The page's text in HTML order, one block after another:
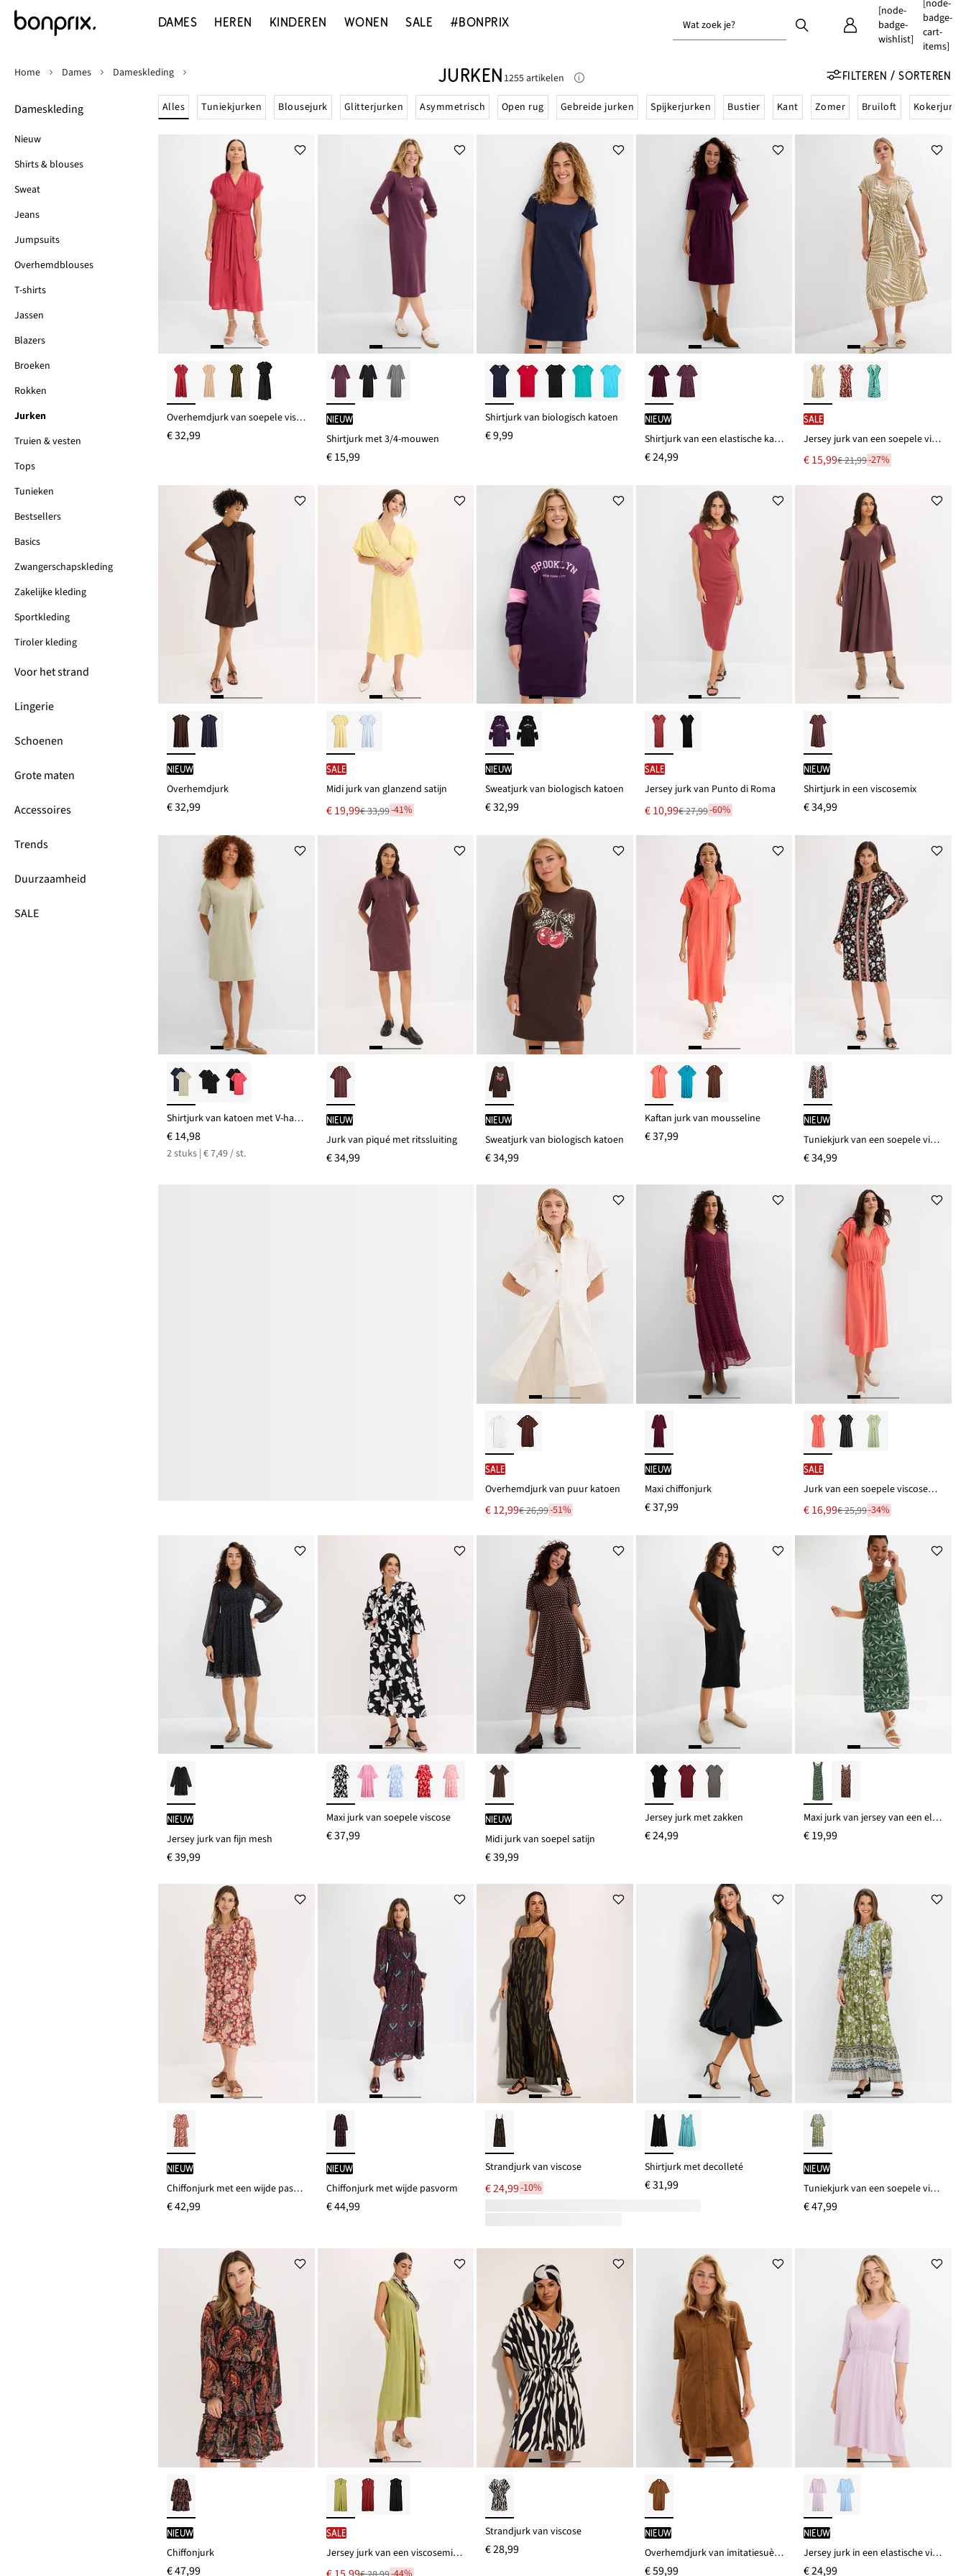
DAMES HEREN KINDEREN WONEN SALE #BONPRIX Wat zoek je?
[node-
badge-
wishlist]
[node-
badge-
cart-
items]
Dameskleding
Nieuw
Shirts & blouses
Sweat
Jeans
Jumpsuits
Overhemdblouses
T-shirts
Jassen
Blazers
Broeken
Rokken
Jurken
Truien & vesten
Tops
Tunieken
Bestsellers
Basics
Zwangerschapskleding
Zakelijke kleding
Sportkleding
Tiroler kleding
Voor het strand
Lingerie
Schoenen
Grote maten
Accessoires
Trends
Duurzaamheid
SALE
Home Dames Dameskleding JURKEN 1255 artikelen FILTEREN / SORTEREN
Alles Tuniekjurken Blousejurk Glitterjurken Asymmetrisch Open rug Gebreide jurken Spijkerjurken Bustier Kant Zomer Bruiloft
Overhemdjurk van soepele viscose
€ 32,99
Nieuw
Shirtjurk met 3/4-mouwen
€ 15,99
Shirtjurk van biologisch katoen
€ 9,99
Nieuw
Shirtjurk van een elastische katoenmix
€ 24,99
SALE
Jersey jurk van een soepele viscosemix
Nu
voor
€ 15,99
Van € 21,99-27%
Nieuw
Overhemdjurk
€ 32,99
SALE
Midi jurk van glanzend satijn
Nu
voor
€ 19,99
Van € 33,99-41%
Nieuw
Sweatjurk van biologisch katoen
€ 32,99
SALE
Jersey jurk van Punto di Roma
Nu
voor
€ 10,99
Van € 27,99-60%
Nieuw
Shirtjurk in een viscosemix
€ 34,99
Shirtjurk van katoen met V-hals, oversized (set van 2)
€ 14,98
2 stuks | € 7,49 / st.
Nieuw
Jurk van piqué met ritssluiting
€ 34,99
Nieuw
Sweatjurk van biologisch katoen
€ 34,99
Kaftan jurk van mousseline
€ 37,99
Nieuw
Tuniekjurk van een soepele viscosemix
€ 34,99
SALE
Overhemdjurk van puur katoen
Nu
voor
€ 12,99
Van € 26,99-51%
Nieuw
Maxi chiffonjurk
€ 37,99
SALE
Jurk van een soepele viscosemix
Nu
voor
€ 16,99
Van € 25,99-34%
Nieuw
Jersey jurk van fijn mesh
€ 39,99
Maxi jurk van soepele viscose
€ 37,99
Nieuw
Midi jurk van soepel satijn
€ 39,99
Jersey jurk met zakken
€ 24,99
Maxi jurk van jersey van een elastische viscosemix
€ 19,99
Nieuw
Chiffonjurk met een wijde pasvorm
€ 42,99
Nieuw
Chiffonjurk met wijde pasvorm
€ 44,99
Strandjurk van viscose
€ 24,99-10%
Shirtjurk met decolleté
€ 31,99
Nieuw
Tuniekjurk van een soepele viscosemix
€ 47,99
Nieuw
Chiffonjurk
€ 47,99
SALE
Jersey jurk van een viscosemix met schoudervullingen
Strandjurk van viscose
€ 28,99
Nieuw
Overhemdjurk van imitatiesuède
€ 59,99
Nieuw
Jersey jurk in een elastische viscosemix
€ 24,99